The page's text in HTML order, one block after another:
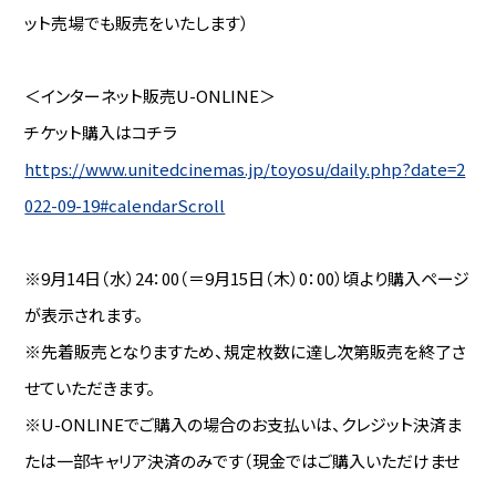
ット売場でも販売をいたします）
＜インターネット販売U-ONLINE＞
チケット購入はコチラ
https://www.unitedcinemas.jp/toyosu/daily.php?date=2
022-09-19#calendarScroll
※9月14日（水）24：00（＝9月15日（木）0：00）頃より購入ページ
が表示されます。
※先着販売となりますため、規定枚数に達し次第販売を終了さ
せていただきます。
※U-ONLINEでご購入の場合のお支払いは、クレジット決済ま
たは一部キャリア決済のみです（現金ではご購入いただけませ